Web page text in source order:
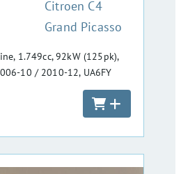
:Citroen C4
Grand Picasso
1.749cc, 92kW (125pk),
10 / 2010-12, UA6FY